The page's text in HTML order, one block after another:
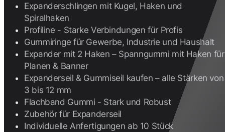
Expanderschlingen mit Kugel, Haken und
Spiralhaken
Profiline - Starke Verbindungen für Profis
Gummiringe für Gewerbe, Industrie und Haushalt
Expander mit 2 Haken – Spanngummi mit Haken für
Planen & Banner
Expanderseil & Gummiseil kaufen – alle Stärken von
3 bis 12 mm
Flachband Gummi - Stark und Robust
Zubehör für Expanderseil
Individuelle Anfertigungen ab 10 Stück